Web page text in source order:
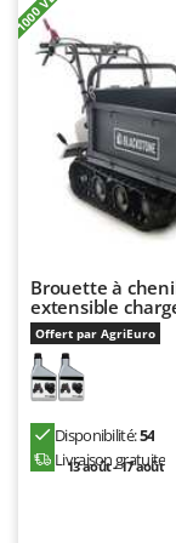
Shark
Silky
Simatech
Sirman
Skil
Smartwood
Snapper
Solidur
Spice
Spring
Brouette à
extensible
Offert par AgriEuro
Disponibilité:54
Livraison gratuite
13 août - 17 août